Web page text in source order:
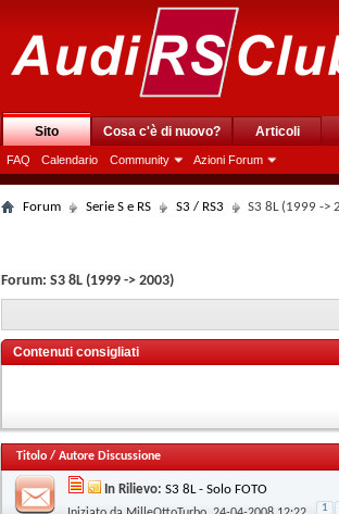
Sito
FAQ Calendario Community Azioni Forum
Cosa c'è di nuovo? Articoli
Forum Serie S e RS S3 / RS3 S3 8L (1999 ->
Forum: S3 8L (1999 -> 2003)
Contenuti consigliati
Titolo / Autore Discussione
In Rilievo: S3 8L - Solo FOTO
1